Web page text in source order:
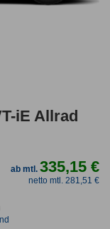
iE Allrad
ab mtl.335,15 €
netto mtl. 281,51 €